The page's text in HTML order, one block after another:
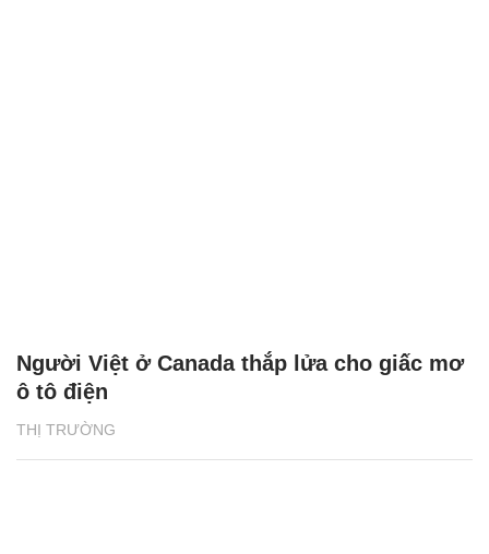
THỊ TRƯỜNG
Người Việt ở Canada thắp lửa cho giấc mơ
ô tô điện